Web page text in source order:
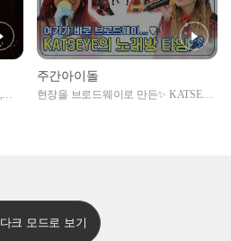
주간아이돌
현장을 브로드웨이로 만든✨ KATSEYE
다크 모드로 보기